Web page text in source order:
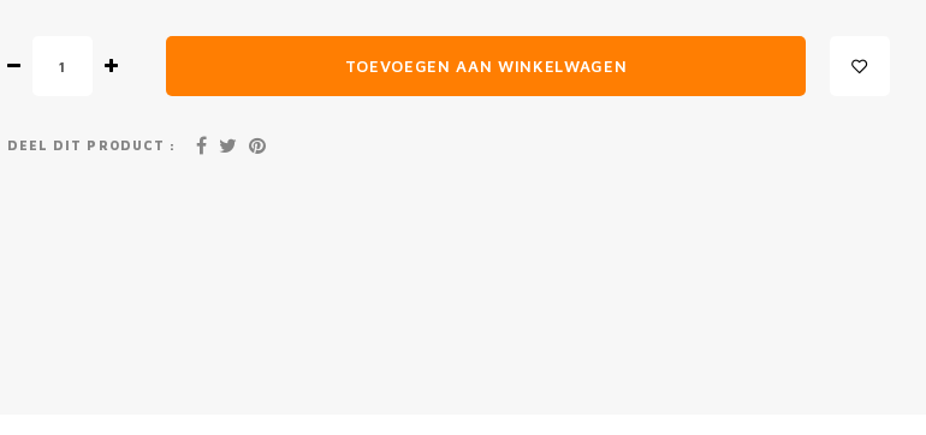
TOEVOEGEN AAN WINKELWAGEN
DEEL DIT PRODUCT :